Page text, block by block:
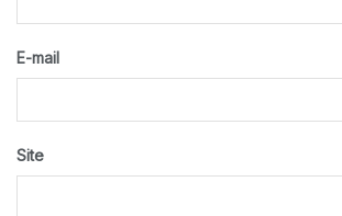
E-mail
Site